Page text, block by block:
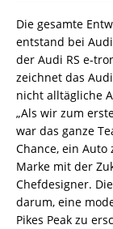
Die gesamte
entstand bei
der Audi RS e-
zeichnet das
nicht alltägliche
„Als wir zum
war das ganze
Chance, ein
Marke mit der
Chefdesigner.
darum, eine
Pikes Peak zu